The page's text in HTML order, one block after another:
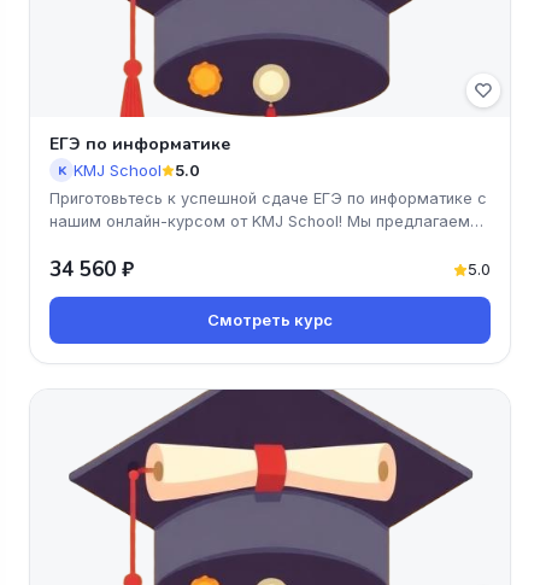
ЕГЭ по информатике
K KMJ School 5.0
Приготовьтесь к успешной сдаче ЕГЭ по информатике с
нашим онлайн-курсом от KMJ School! Мы предлагаем
34 560 ₽ 5.0
Смотреть курс